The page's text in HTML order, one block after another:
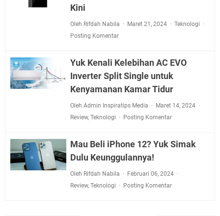
Kini
Oleh Rifdah Nabila Maret 21, 2024
Teknologi
Posting Komentar
Yuk Kenali Kelebihan AC EVO
Inverter Split Single untuk
Kenyamanan Kamar Tidur
Oleh Admin Inspiratips Media
Maret 14, 2024
Review, Teknologi Posting Komentar
Mau Beli iPhone 12? Yuk Simak
Dulu Keunggulannya!
Oleh Rifdah Nabila
Februari 06, 2024
Review, Teknologi Posting Komentar